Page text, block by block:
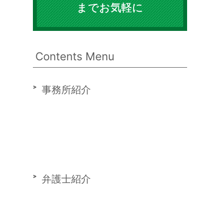
までお気軽に
Contents Menu
事務所紹介
弁護士紹介